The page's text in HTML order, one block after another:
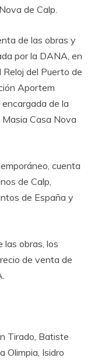
de Calp.
de las obras y
por la DANA, en
del Puerto de
Aportem
de la
Casa Nova
cuenta
de Calp,
de España y
las obras, los
de venta de
Tirado, Batiste
Olimpia, Isidro